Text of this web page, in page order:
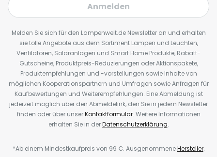
Anmelden
Melden Sie sich für den Lampenwelt.de Newsletter an und erhalten
sie tolle Angebote aus dem Sortiment Lampen und Leuchten,
Ventilatoren, Solaranlagen und Smart Home Produkte, Rabatt-
Gutscheine, Produktpreis-Reduzierungen oder Aktionspakete,
Produktempfehlungen und -vorstellungen sowie Inhalte von
möglichen Kooperationspartnern und Umfragen sowie Anfragen für
Kaufbewertungen und Weiterempfehlungen. Eine Abmeldung ist
jederzeit möglich über den Abmeldelink, den Sie in jedem Newsletter
finden oder über unserKontaktformular. Weitere Informationen
erhalten Sie in derDatenschutzerklärung.
*Ab einem Mindestkaufpreis von 99 €. AusgenommeneHersteller.